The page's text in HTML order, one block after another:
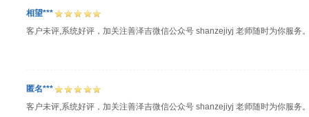
相望***
客户未评,系统好评，加关注善泽吉微信公众号 shanzejiyj 老师随时为你服务
匿名***
客户未评,系统好评，加关注善泽吉微信公众号 shanzejiyj 老师随时为你服务